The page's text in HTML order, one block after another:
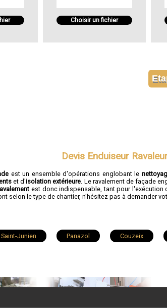
Choisir un fichier
Devis Enduiseur
est un ensemble d'opérations englobant le
et d'isolation extérieure . Le ravalement de façade
est donc indispensable, tant pour l'exécution
selon le type de chantier, n'hésitez pas à demander
Saint-Junien Panazol Couzeix
Boisseuil Nexon Saint-